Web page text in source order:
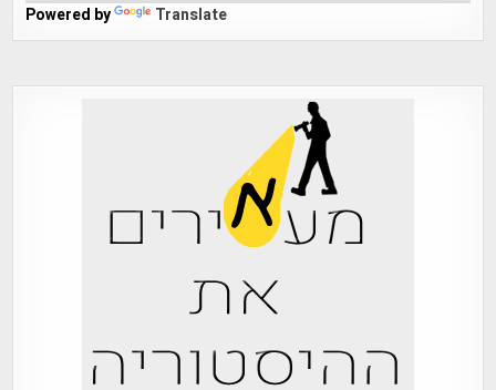
Powered by Translate